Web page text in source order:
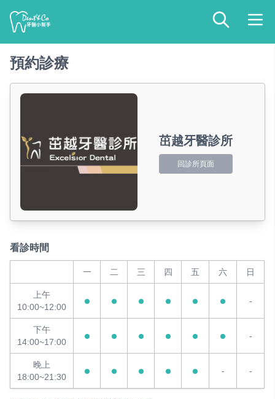
預約診療
茁越牙醫診所
回診所頁面
看診時間
一 二 三 四 五 六 日
上午
10:00~12:00
-
下午
14:00~17:00
-
晚上
18:00~21:30
- -